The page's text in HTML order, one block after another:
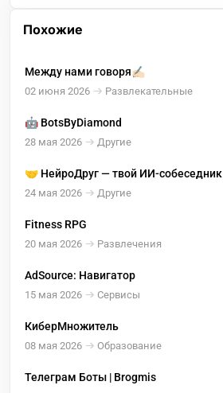
Похожие
Между нами говоря✍🏻
02 июня 2026 Развлекательные
🤖 BotsByDiamond
28 мая 2026 Другие
🤝 НейроДруг — твой ИИ-собеседник
24 мая 2026 Другие
Fitness RPG
20 мая 2026 Развлечения
AdSource: Навигатор
15 мая 2026 Сервисы
КиберМножитель
08 мая 2026 Образование
Телеграм Боты | Brogmis